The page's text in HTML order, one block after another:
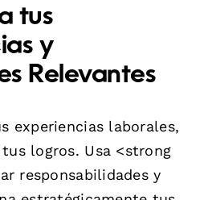
tus
y
Relevantes
experiencias laborales,
logros. Usa <strong
responsabilidades y